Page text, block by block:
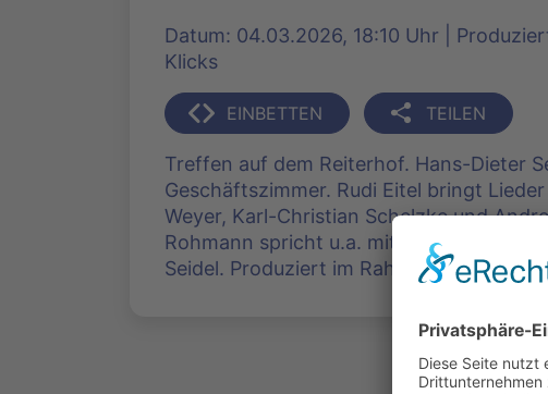
Datum: 04.03.2026, 18:10 Uhr |
Klicks
EINBETTEN TEILEN
Treffen auf dem Reiterhof. Hans-Dieter
Geschäftszimmer. Rudi Eitel bringt
Weyer, Karl-Christian Schelzke und
Rohmann spricht u.a. mit den Molls,
Seidel. Produziert im Rahmen der